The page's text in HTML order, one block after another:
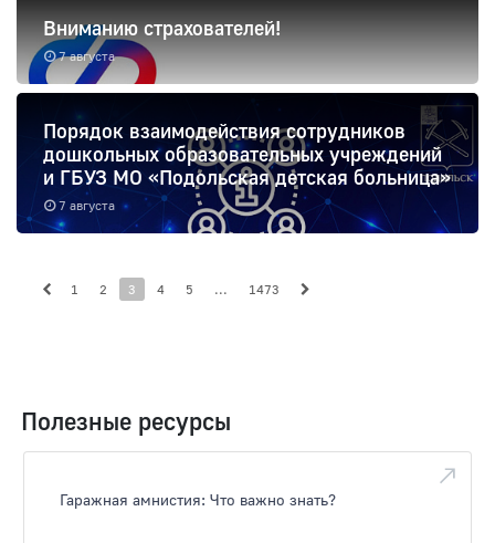
7 августа
Вниманию страхователей!
7 августа
Порядок взаимодействия сотрудников
дошкольных образовательных учреждений
и ГБУЗ МО «Подольская детская больница»
1 2 3 4 5 ... 1473
Полезные ресурсы
Гаражная амнистия: Что важно знать?